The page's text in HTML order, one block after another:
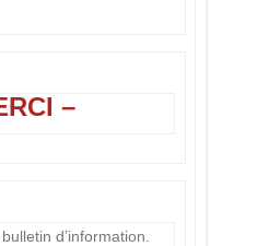
–
d’information.